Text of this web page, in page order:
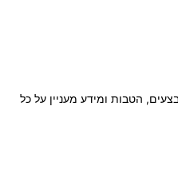
הטבות ומידע מעניין על כל